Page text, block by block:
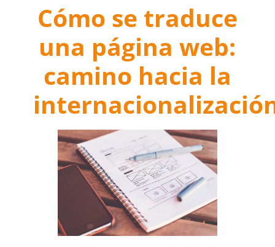
Cómo se traduce
una página web:
camino hacia la